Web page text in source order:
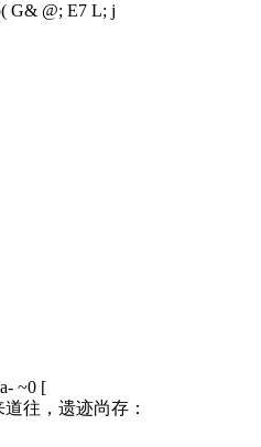
G& @; E7 L; j
~0 [
往，遗迹尚存：